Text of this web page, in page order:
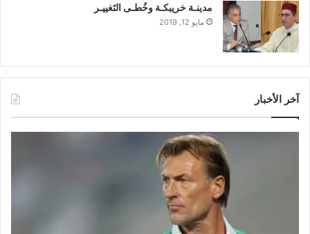
مدينـة خريبكـة وخُطـى التَغييـر
مايو 12, 2019
آخر الأخبار